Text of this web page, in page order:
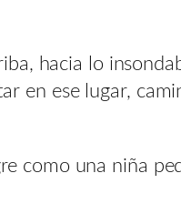
hacia lo
en ese lugar,
como una niña